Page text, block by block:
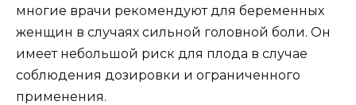
многие врачи рекомендуют для беременных
женщин в случаях сильной головной боли. Он
имеет небольшой риск для плода в случае
соблюдения дозировки и ограниченного
применения.